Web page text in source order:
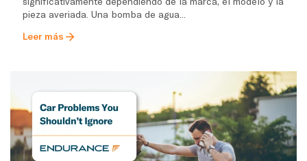
pieza averiada. Una bomba de agua...
Leer más